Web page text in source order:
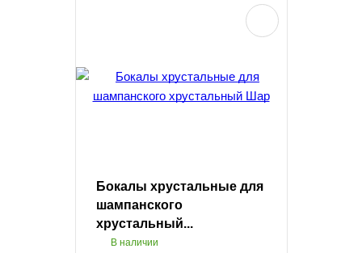
Бокалы хрустальные для
шампанского
хрустальный...
В наличии